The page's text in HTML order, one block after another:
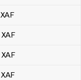
XAF
XAF
XAF
XAF